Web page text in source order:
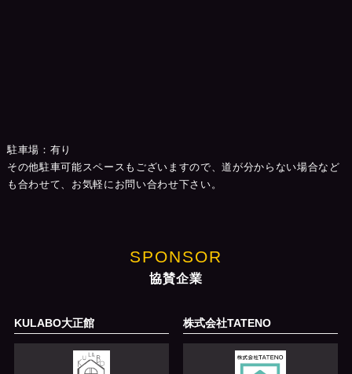
駐車場：有り
その他駐車可能スペースもございますので、道が分からない場合など
も合わせて、お気軽にお問い合わせ下さい。
SPONSOR
協賛企業
KULABO大正館 株式会社TATENO